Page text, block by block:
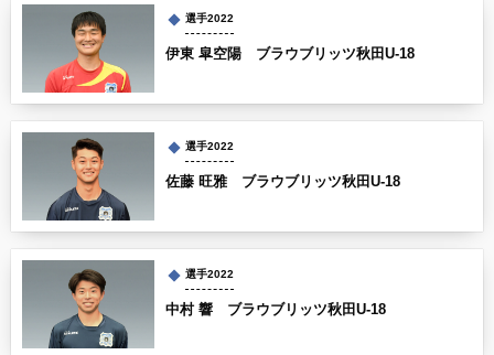
選手2022
伊東 皐空陽 ブラウブリッツ秋田U-18
選手2022
佐藤 旺雅 ブラウブリッツ秋田U-18
選手2022
中村 響 ブラウブリッツ秋田U-18